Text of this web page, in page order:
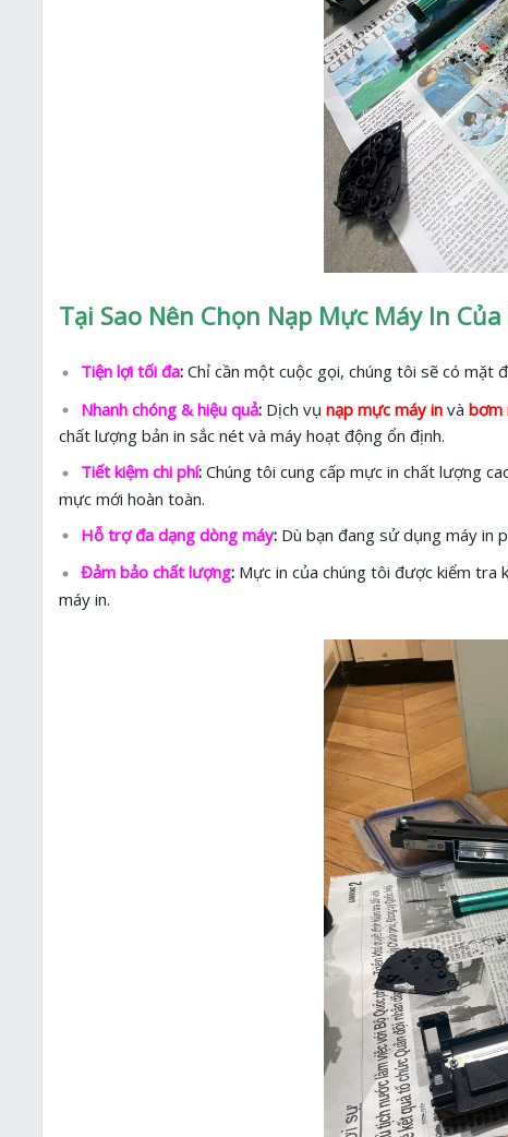
Tại Sao Nên Chọn Nạp Mực Máy In
Tiện lợi tối đa: Chỉ cần một cuộc gọi, chúng tôi sẽ có mặt
Nhanh chóng & hiệu quả: Dịch vụ nạp mực máy in và bơm
chất lượng bản in sắc nét và máy hoạt động ổn định.
Tiết kiệm chi phí: Chúng tôi cung cấp mực in chất lượng
mực mới hoàn toàn.
Hỗ trợ đa dạng dòng máy: Dù bạn đang sử dụng máy in
Đảm bảo chất lượng: Mực in của chúng tôi được kiểm tra
máy in.